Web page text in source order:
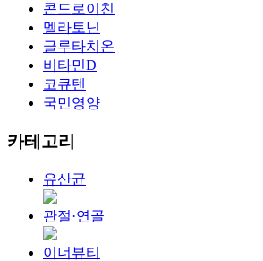
콘드로이친
멜라토닌
글루타치온
비타민D
코큐텐
국민영양
카테고리
유산균
관절·연골
이너뷰티